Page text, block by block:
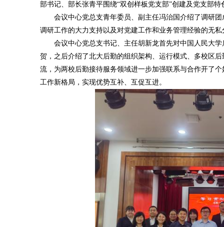
部书记、部长张青平围绕“双创样板党支部”创建及党支部
会议中心党总支青年委员、副主任冯治国介绍了调研团
调研工作的大力支持以及对党建工作和业务管理经验的无
会议中心党总支书记、主任胡新龙首先对中国人民大学
贺，之后介绍了北大后勤的组织架构、运行模式、多校区
流，为两校后勤接待服务领域进一步加强联系与合作开了
工作新格局，实现优势互补、互促互进。